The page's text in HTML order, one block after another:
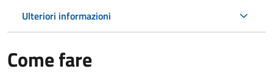
Ulteriori informazioni
Come fare